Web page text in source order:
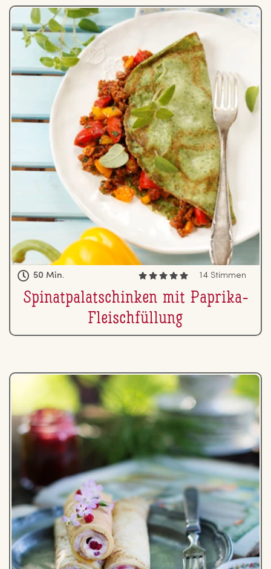
50 Min. 14 Stimmen
Spi­nat­pa­la­tschin­ken mit Paprika-
Fleisch­fül­lung